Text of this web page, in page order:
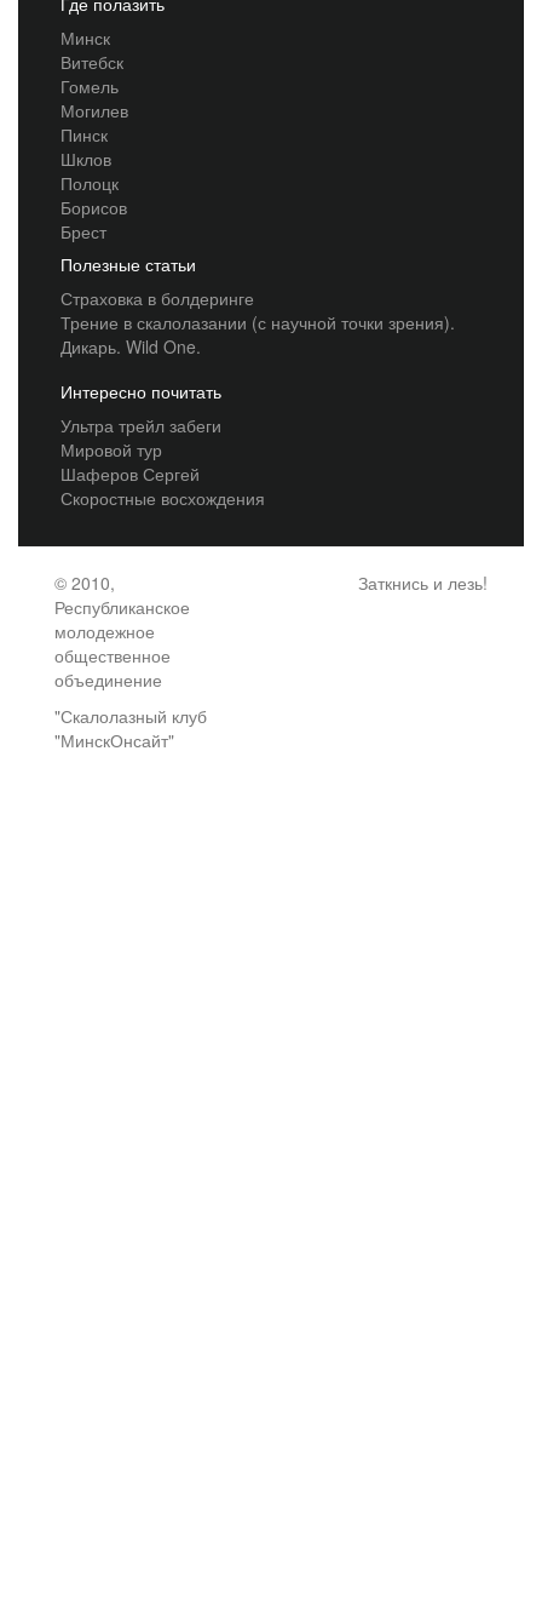
Минск
Витебск
Гомель
Могилев
Пинск
Шклов
Полоцк
Борисов
Брест
Полезные статьи
Страховка в болдеринге
Трение в скалолазании (с научной точки зрения).
Дикарь. Wild One.
Интересно почитать
Ультра трейл забеги
Мировой тур
Шаферов Сергей
Скоростные восхождения
© 2010,
Республиканское
молодежное
общественное
объединение
"Скалолазный клуб
"МинскОнсайт"
Заткнись и лезь!